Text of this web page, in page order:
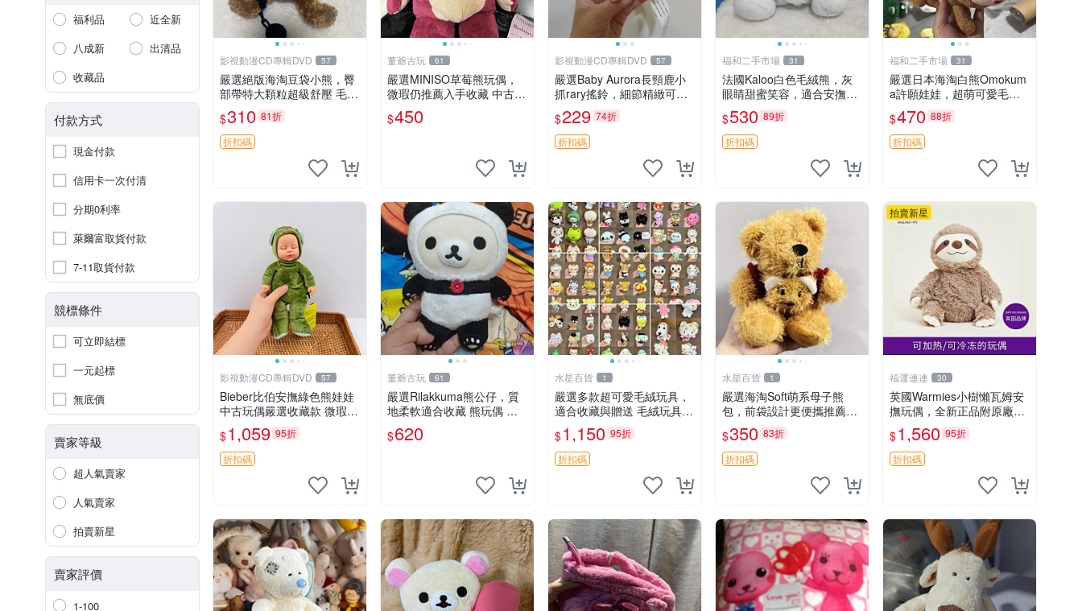
福利品
近全新
八成新
出清品
收藏品
付款方式
現金付款
信用卡一次付清
分期0利率
萊爾富取貨付款
7-11取貨付款
競標條件
可立即結標
一元起標
無底價
賣家等級
超人氣賣家
人氣賣家
拍賣新星
賣家評價
1-100
影視動漫CD專輯DVD 57
嚴選絕版海淘豆袋小熊，臀
部帶特大顆粒超級舒壓 毛毛
摸起來格外順滑適合收藏 10
0%棉質 豆袋枕 豆袋、抱
枕、小熊
$310 81折
折扣碼
董爺古玩 61
嚴選MINISO草莓熊玩偶，
微瑕仍推薦入手收藏 中古 M
INISO 草莓熊 玩具 收藏
$450
影視動漫CD專輯DVD 57
嚴選Baby Aurora長頸鹿小
抓rary搖鈴，細節精緻可聆
聽清脆鈴音 軟萌可愛 定制
紀念 金屬搖鈴 新手媽咪推
薦 長頸鹿 抓rary 搖鈴
$229 74折
折扣碼
福和二手市場 31
法國Kaloo白色毛絨熊，灰
眼睛甜蜜笑容，適合安撫逗
趣可愛，柔軟面料手感佳。
14 白色安撫熊 毛絨玩具 寶
寶逗樂具
$530 89折
折扣碼
福和二手市場 31
嚴選日本海淘白熊Omokum
a許願娃娃，超萌可愛毛絨
公仔推薦收藏 白熊 Omoku
ma 毛絨玩具 偽裝娃娃 玩具
擺飾
$470 88折
折扣碼
影視動漫CD專輯DVD 57
Bieber比伯安撫綠色熊娃娃
中古玩偶嚴選收藏款 微瑕輕
度使用 Bieber綠熊娃娃 中
古玩偶 微瑕
$1,059 95折
折扣碼
董爺古玩 61
嚴選Rilakkuma熊公仔，質
地柔軟適合收藏 熊玩偶 柔
軟 公仔 收藏
$620
水星百貨 1
嚴選多款超可愛毛絨玩具，
適合收藏與贈送 毛絨玩具、
抱枕、公仔
$1,150 95折
折扣碼
水星百貨 1
嚴選海淘Soft萌系母子熊
包，前袋設計更便攜推薦收
藏 母子熊 軟綿綿 包包
$350 83折
折扣碼
拍賣新星
福運連連 30
英國Warmies小樹懶瓦姆安
撫玩偶，全新正品附原廠吊
牌與防塵袋，內藏薰衣草可
加熱，適合各個年齡層，冷
暖兩用享受抱抱樂趣，不容
錯過嚴選好物 溫暖 冷感
$1,560 95折
折扣碼